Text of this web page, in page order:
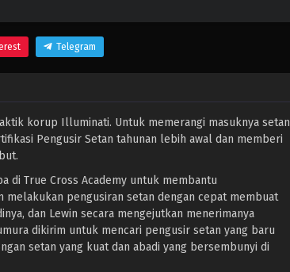
Telegram
korup Illuminati. Untuk memerangi masuknya setan
Pengusir Setan tahunan lebih awal dan memberi
di True Cross Academy untuk membantu
melakukan pengusiran setan dengan cepat membuat
dan Lewin secara mengejutkan menerimanya
dikirim untuk mencari pengusir setan yang baru
setan yang kuat dan abadi yang bersembunyi di